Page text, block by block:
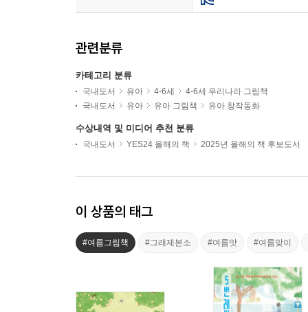
관련분류
카테고리 분류
국내도서 유아 4-6세
4-6세 우리나라 그림책
국내도서
유아 유아 그림책 유아 창작동화
수상내역 및 미디어 추천 분류
국내도서 YES24 올해의 책 2025년 올해의 책 후보도서
이 상품의 태그
#여름그림책 #그래제본소 #여름맛 #여름맞이